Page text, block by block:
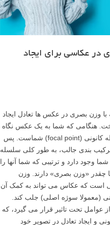
در عکاسی برای ایجاد